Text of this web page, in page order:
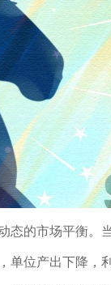
的市场平衡。
单位产出下降，